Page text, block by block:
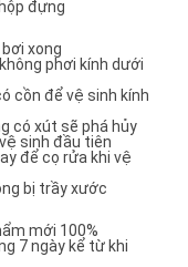
đựng
xong
phơi kính dưới
cồn để vệ sinh kính
có xút sẽ phá hủy
sinh đầu tiên
để cọ rửa khi vệ
bị trầy xước
mới 100%
7 ngày kể từ khi